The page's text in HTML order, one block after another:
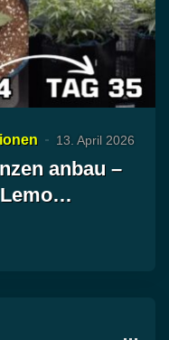
13. April 2026
anbau –
Lemo…